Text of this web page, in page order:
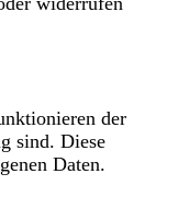
der
sind. Diese
Daten.